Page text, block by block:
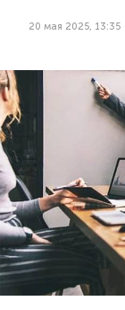
20 мая 2025, 13:35